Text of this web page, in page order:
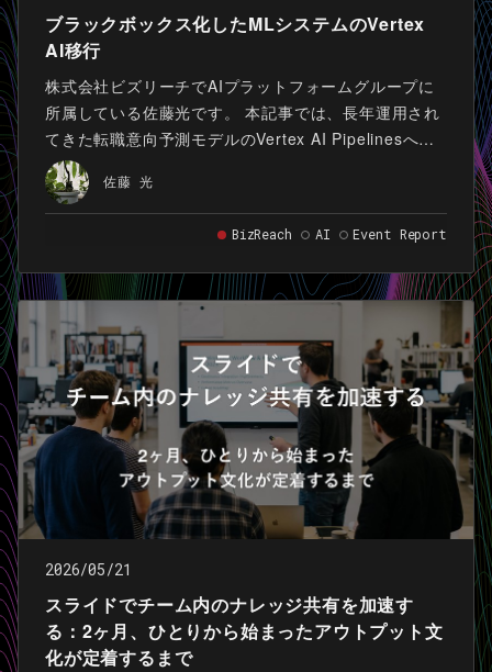
ブラックボックス化したMLシステムのVertex
AI移行
株式会社ビズリーチでAIプラットフォームグループに
所属している佐藤光です。 本記事では、長年運用され
てきた転職意向予測モデルのVertex AI Pipelinesへの
移行について紹介します。 本記事は、2026年3月30日
に開催された 第62回MLOps/LLMOps/AgentOps勉強
会 で登壇した 資料 をベースに、ブログ向けに再構成
佐藤 光
BizReach AI Event Report
2026/05/21
スライドでチーム内のナレッジ共有を加速す
る：2ヶ月、ひとりから始まったアウトプット文
化が定着するまで